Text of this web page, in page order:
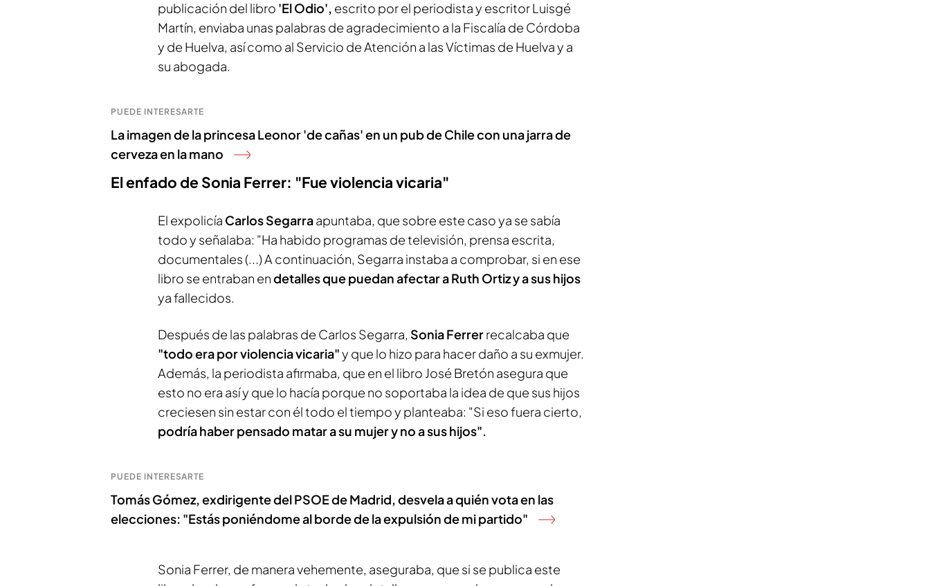
publicación del libro 'El Odio', escrito por el periodista y escritor Luisgé
Martín, enviaba unas palabras de agradecimiento a la Fiscalía de Córdoba
y de Huelva, así como al Servicio de Atención a las Víctimas de Huelva y a
su abogada.
PUEDE INTERESARTE
La imagen de la princesa Leonor 'de cañas' en un pub de Chile con una jarra de
cerveza en la mano
El enfado de Sonia Ferrer: "Fue violencia vicaria"
El expolicía Carlos Segarraapuntaba, que sobre este caso ya se sabía
todo y señalaba: "Ha habido programas de televisión, prensa escrita,
documentales (...) A continuación, Segarra instaba a comprobar, si en ese
libro se entraban endetalles que puedan afectar a Ruth Ortiz y a sus hijos
ya fallecidos.
Después de las palabras de Carlos Segarra, Sonia Ferrerrecalcaba que
"todo era por violencia vicaria"y que lo hizo para hacer daño a su exmujer.
Además, la periodista afirmaba, que en el libro José Bretón asegura que
esto no era así y que lo hacía porque no soportaba la idea de que sus hijos
creciesen sin estar con él todo el tiempo y planteaba: "Si eso fuera cierto,
podría haber pensado matar a su mujer y no a sus hijos".
PUEDE INTERESARTE
Tomás Gómez, exdirigente del PSOE de Madrid, desvela a quién vota en las
elecciones: "Estás poniéndome al borde de la expulsión de mi partido"
Sonia Ferrer, de manera vehemente, aseguraba, que si se publica este